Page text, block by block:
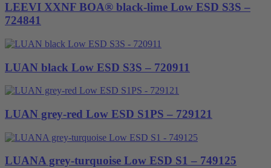
LEEVI XXNF BOA® black-lime Low ESD S3S –
724841
LUAN black Low ESD S3S – 720911
LUAN grey-red Low ESD S1PS – 729121
LUANA grey-turquoise Low ESD S1 – 749125